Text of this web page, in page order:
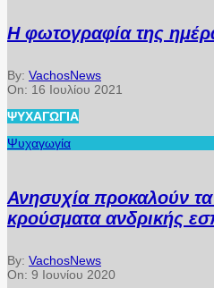
Η φωτογραφία της
By: VachosNews
On: 16 Ιουλίου 2021
ΨΥΧΑΓΩΓΊΑ
Ψυχαγωγία
Ανησυχία προκαλούν
κρούσματα ανδρικής
By: VachosNews
On: 9 Ιουνίου 2020